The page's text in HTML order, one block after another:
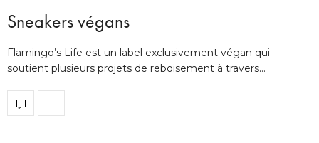
Sneakers végans
Flamingo’s Life est un label exclusivement végan qui
soutient plusieurs projets de reboisement à travers…